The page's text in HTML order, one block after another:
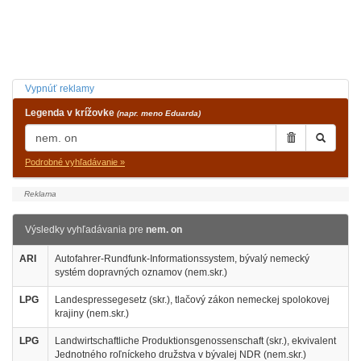
Vypnúť reklamy
Legenda v krížovke (napr. meno Eduarda)
Podrobné vyhľadávanie »
Výsledky vyhľadávania pre nem. on
ARI
Autofahrer-Rundfunk-Informationssystem, bývalý nemecký
systém dopravných oznamov (nem.skr.)
LPG
Landespressegesetz (skr.), tlačový zákon nemeckej spolokovej
krajiny (nem.skr.)
LPG
Landwirtschaftliche Produktionsgenossenschaft (skr.), ekvivalent
Jednotného roľníckeho družstva v bývalej NDR (nem.skr.)